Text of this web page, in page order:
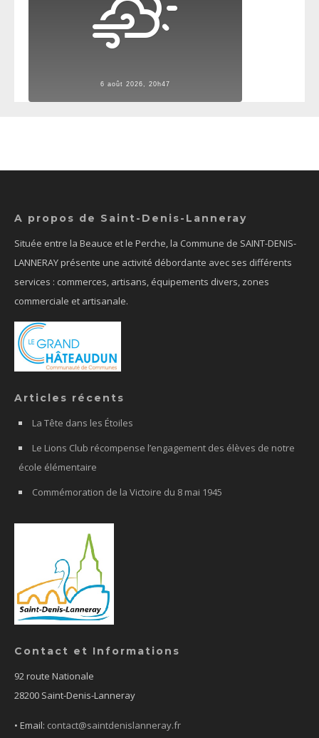
6 août 2026, 20h47
A propos de Saint-Denis-Lanneray
Située entre la Beauce et le Perche, la Commune de SAINT-DENIS-
LANNERAY présente une activité débordante avec ses différents
services : commerces, artisans, équipements divers, zones
commerciale et artisanale.
Articles récents
La Tête dans les Étoiles
Le Lions Club récompense l’engagement des élèves de notre
école élémentaire
Commémoration de la Victoire du 8 mai 1945
Contact et Informations
92 route Nationale
28200 Saint-Denis-Lanneray
• Email: contact@saintdenislanneray.fr